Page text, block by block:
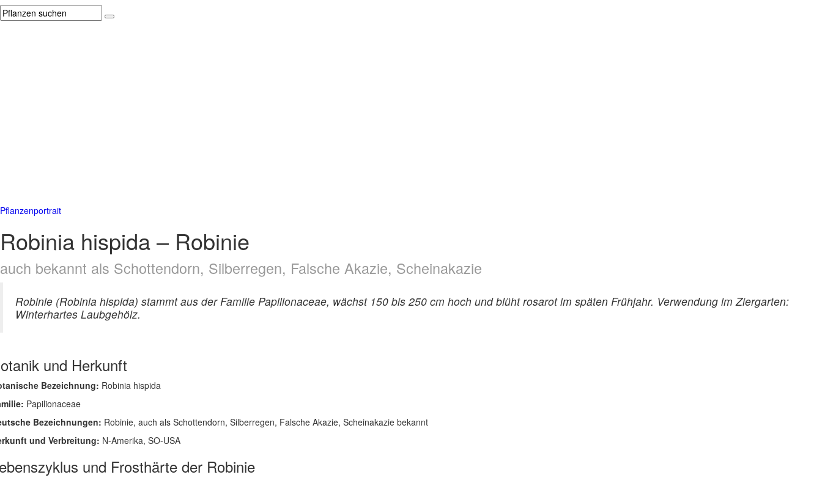
Pflanzenportrait
Robinia hispida – Robinie
auch bekannt als Schottendorn, Silberregen, Falsche Akazie, Scheinakazie
Robinie (Robinia hispida) stammt aus der Familie Papilionaceae, wächst 150 bis 250 cm hoch und blüht rosarot im späten Frühjahr. Verwendung im Ziergarten:
Winterhartes Laubgehölz.
und Herkunft
Bezeichnung: Robinia hispida
Papilionaceae
Bezeichnungen: Robinie, auch als Schottendorn, Silberregen, Falsche Akazie, Scheinakazie bekannt
und Verbreitung: N-Amerika, SO-USA
und Frosthärte der Robinie